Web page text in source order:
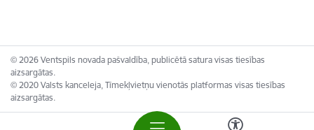
© 2026 Ventspils novada pašvaldība, publicētā satura visas tiesības
aizsargātas.
© 2020 Valsts kanceleja, Tīmekļvietņu vienotās platformas visas tiesības
aizsargātas.